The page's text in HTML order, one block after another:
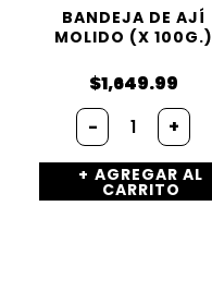
BANDEJA DE AJÍ
MOLIDO (X 100G.)
$1,649.99
- Bandeja
de
Ají
Molido
(x
+
AGREGAR AL
CARRITO